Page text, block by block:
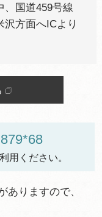
、国道459号線
方面へICより
用ください。
ありますので、